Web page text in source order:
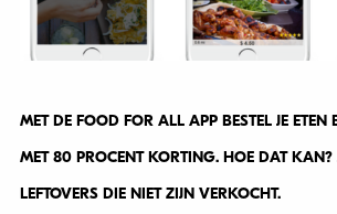
MET DE FOOD FOR ALL APP BESTEL JE ETEN
MET 80 PROCENT KORTING. HOE DAT KAN?
LEFTOVERS DIE NIET ZIJN VERKOCHT.